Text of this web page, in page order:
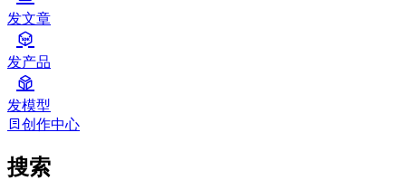
发文章
发产品
发模型
创作中心
搜索